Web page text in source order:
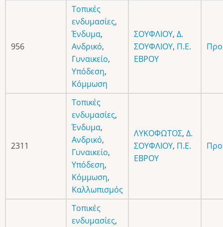
956
Τοπικές
ενδυμασίες,
Ένδυμα,
Ανδρικό,
Γυναικείο,
Υπόδεση,
Κόμμωση
ΣΟΥΦΛΙΟΥ, Δ.
ΣΟΥΦΛΙΟΥ, Π.Ε.
ΕΒΡΟΥ
2311
Τοπικές
ενδυμασίες,
Ένδυμα,
Ανδρικό,
Γυναικείο,
Υπόδεση,
Κόμμωση,
Καλλωπισμός
ΛΥΚΟΦΩΤΟΣ, Δ.
ΣΟΥΦΛΙΟΥ, Π.Ε.
ΕΒΡΟΥ
Τοπικές
ενδυμασίες,